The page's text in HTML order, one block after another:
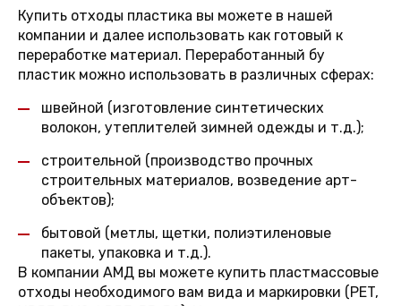
Купить отходы пластика вы можете в нашей
компании и далее использовать как готовый к
переработке материал. Переработанный бу
пластик можно использовать в различных сферах:
швейной (изготовление синтетических
волокон, утеплителей зимней одежды и т.д.);
строительной (производство прочных
строительных материалов, возведение арт-
объектов);
бытовой (метлы, щетки, полиэтиленовые
пакеты, упаковка и т.д.).
В компании АМД вы можете купить пластмассовые
отходы необходимого вам вида и маркировки (PET,